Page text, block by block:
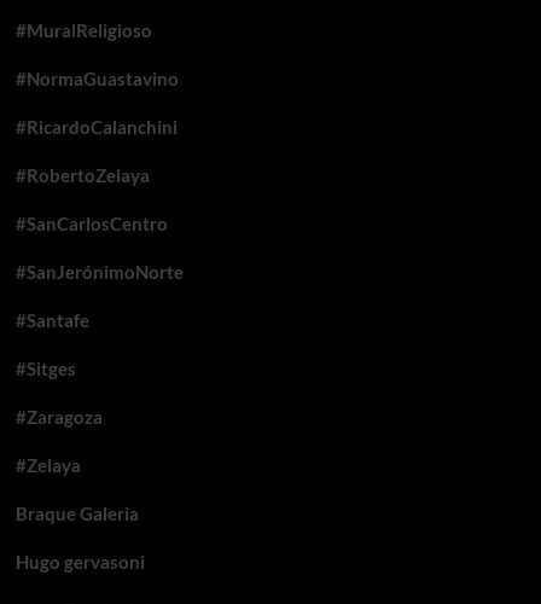
#MuralReligioso
#NormaGuastavino
#RicardoCalanchini
#RobertoZelaya
#SanCarlosCentro
#SanJerónimoNorte
#Santafe
#Sitges
#Zaragoza
#Zelaya
Braque Galeria
Hugo gervasoni